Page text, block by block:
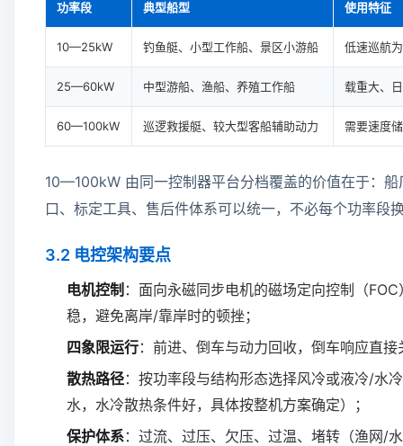
功率段 典型船型 使用特征
10—25kW 钓鱼艇、小型工作船、景区小游船 低速巡航
25—60kW 中型游船、渔船、养殖工作船 载重大、
60—100kW 巡逻救援艇、较大型客船辅助动力 需要速度
10—100kW 由同一控制器平台分档覆盖的价值在于：
口、标定工具、售后件体系可以统一，不必每个功率段
3.2 电控架构要点
电机控制 ：面向永磁同步电机的磁场定向控制（
稳，避免离岸/靠岸时的顿挫；
四象限运行：前进、倒车与动力回收，倒车响应直
散热路径：按功率段与结构形态选择风冷或液冷/水
水，水冷散热条件好，具体按整机方案确定）；
保护体系：过流、过压、欠压、过温、堵转（渔网/